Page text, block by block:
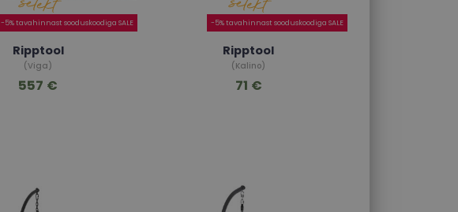
-5% tavahinnast sooduskoodiga SALE
Ripptool
(Viga)
557 €
-5% tavahinnast sooduskoodiga SALE
Ripptool
(Kalino)
71 €